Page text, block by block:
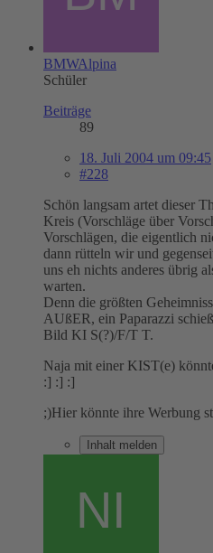
BMWAlpina
Schüler
Beiträge
89
18. Juli 2004 um 09:45
#228
Schön langsam artet dieser
Kreis (Vorschläge über
Vorschlägen, die eigentlich
dann rütteln wir und
uns eh nichts anderes übrig
warten.
Denn die größten
AUßER, ein Paparazzi
Bild KI S(?)/F/T T.
Naja mit einer KIST(e)
:] :] :]
;)Hier könnte ihre Werbung
Inhalt melden